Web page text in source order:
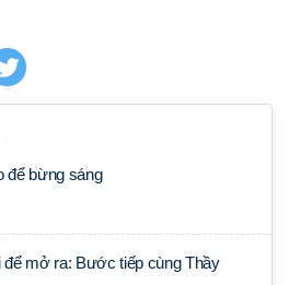
để bừng sáng
để mở ra: Bước tiếp cùng Thầy